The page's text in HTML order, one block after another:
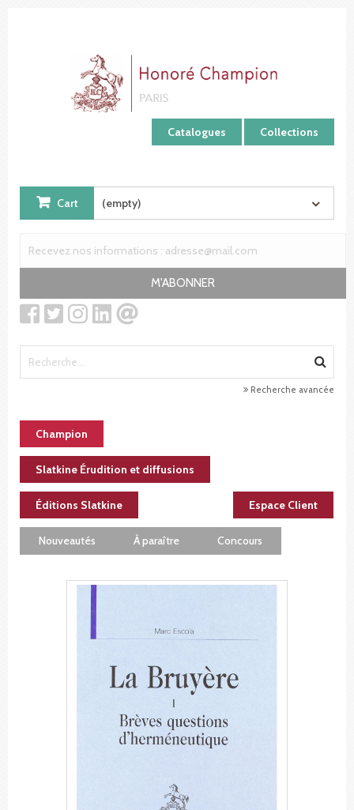
Catalogues Collections
Cart (empty)
M'ABONNER
Recherche avancée
Champion
Slatkine Érudition et diffusions
Éditions Slatkine Espace Client
Nouveautés À paraître Concours